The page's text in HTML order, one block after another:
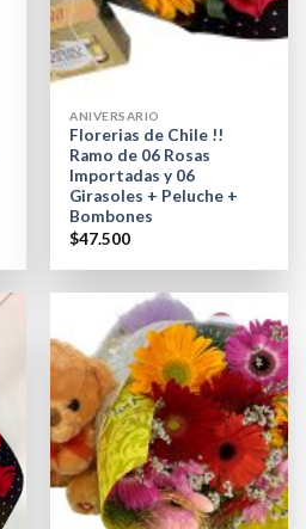
ANIVERSARIO
Florerias de Chile !!
Ramo de 06 Rosas
Importadas y 06
Girasoles + Peluche +
Bombones
$47.500